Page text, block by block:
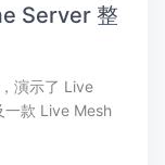
Server 整
演示了 Live
一款 Live Mesh